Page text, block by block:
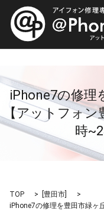
iPhone7の修理
【アットフォ
時
TOP 豊田市
iPhone7の修理を豊田市緑ヶ